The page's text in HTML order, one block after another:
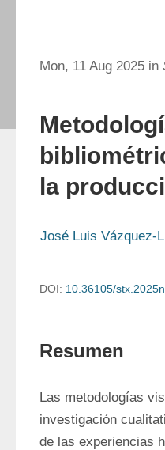
Mon, 11 Aug 2025 in
la
José Luis Vázquez-
DOI: 10.36105/
Resumen
Las metodologías
investigación
de las experiencias